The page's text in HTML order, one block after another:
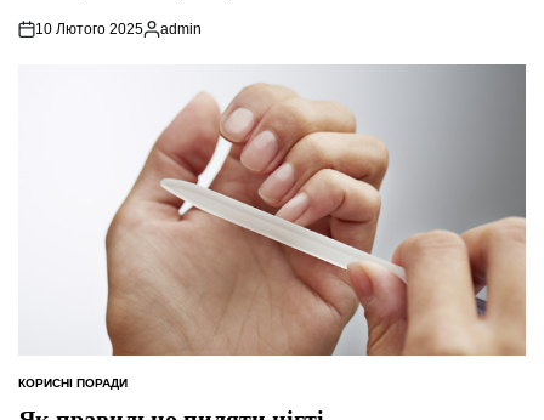
10 Лютого 2025
Опубліковано
admin
ОПУБЛІКУВАТИ
КОРИСНІ ПОРАДИ